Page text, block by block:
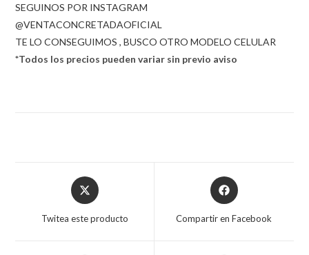
SEGUINOS POR INSTAGRAM
@VENTACONCRETADAOFICIAL
TE LO CONSEGUIMOS , BUSCO OTRO MODELO CELULAR
*Todos los precios pueden variar sin previo aviso
Opens
in
Twitea este producto
Opens
in
Compartir en Facebook